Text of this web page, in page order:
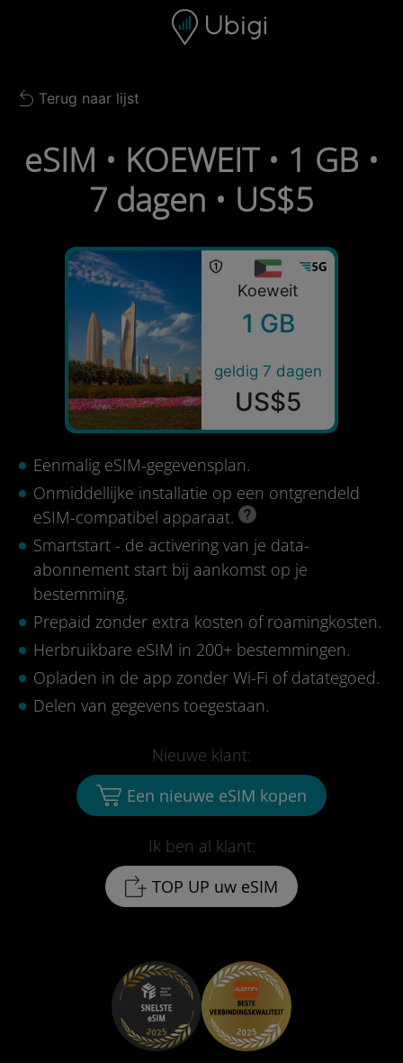
Navigatiebalk Voettekst
Back to list
Terug naar lijst
eSIM • KOEWEIT • 1 GB •
7 dagen • US$5
Koeweit
1 GB
geldig 7 dagen
US$5
Eenmalig eSIM-gegevensplan.
Onmiddellijke installatie op een ontgrendeld
eSIM-compatibel apparaat.
Smartstart - de activering van je data-
abonnement start bij aankomst op je
bestemming.
Prepaid zonder extra kosten of roamingkosten.
Herbruikbare eSIM in 200+ bestemmingen.
Opladen in de app zonder Wi-Fi of datategoed.
Delen van gegevens toegestaan.
Ik ben al klant:
TOP UP uw eSIM
Nieuwe klant:
Een nieuwe eSIM kopen